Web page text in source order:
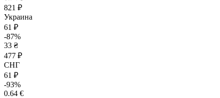
821 ₽
Украина
61 ₽
-87%
33 ₴
477 ₽
СНГ
61 ₽
-93%
0.64 €